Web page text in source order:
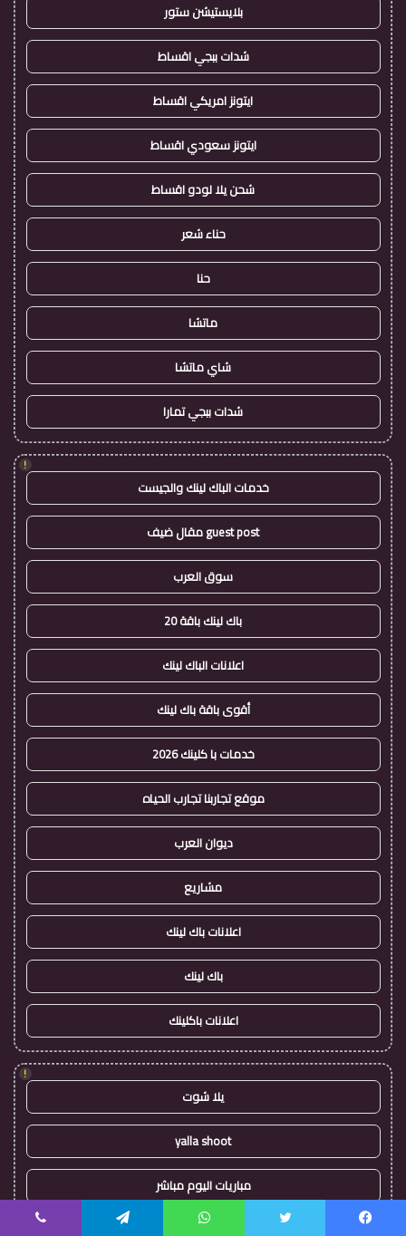
بلايستيشن ستور
شدات ببجي اقساط
ايتونز امريكي اقساط
ايتونز سعودي اقساط
شحن يلا لودو اقساط
حناء شعر
حنا
ماتشا
شاي ماتشا
شدات ببجي تمارا
!
خدمات الباك لينك والجيست
guest post مقال ضيف
سوق العرب
باك لينك باقة 20
اعلانات الباك لينك
أقوى باقة باك لينك
خدمات با كلينك 2026
موقع تجاربنا تجارب الحياه
ديوان العرب
مشاريع
اعلانات باك لينك
باك لينك
اعلانات باكلينك
!
يلا شوت
yalla shoot
مباريات اليوم مباشر
برشلونة مباشر